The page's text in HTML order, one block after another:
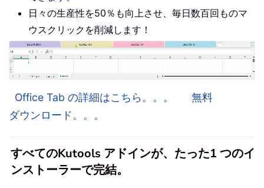
日々の生産性を50％も向上させ、毎日数百回ものマ
ウスクリックを削減します！
Office Tab の詳細はこちら。。。
無料
ダウンロード。。。
すべてのKutools アドインが、たった1 つのイ
ンストーラーで完結。